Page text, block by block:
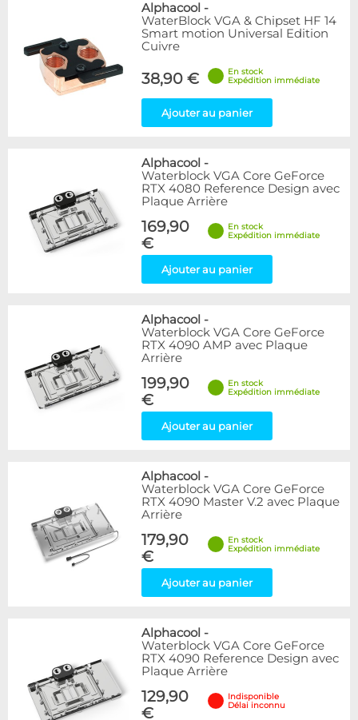
Alphacool -
WaterBlock VGA & Chipset HF 14
Smart motion Universal Edition
Cuivre
38,90 €
En stock
Expédition immédiate
Ajouter au panier
Alphacool -
Waterblock VGA Core GeForce
RTX 4080 Reference Design avec
Plaque Arrière
169,90
€
En stock
Expédition immédiate
Ajouter au panier
Alphacool -
Waterblock VGA Core GeForce
RTX 4090 AMP avec Plaque
Arrière
199,90
€
En stock
Expédition immédiate
Ajouter au panier
Alphacool -
Waterblock VGA Core GeForce
RTX 4090 Master V.2 avec Plaque
Arrière
179,90
€
En stock
Expédition immédiate
Ajouter au panier
Alphacool -
Waterblock VGA Core GeForce
RTX 4090 Reference Design avec
Plaque Arrière
129,90
€
Indisponible
Délai inconnu